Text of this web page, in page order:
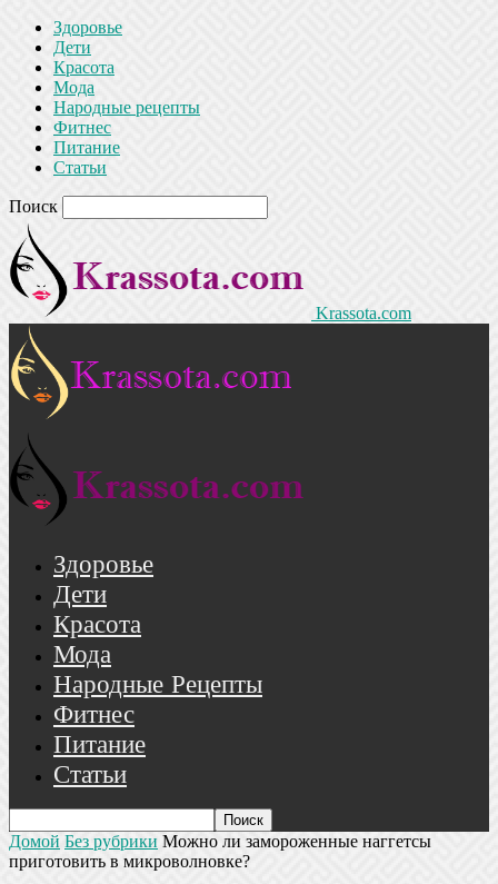
Здоровье
Дети
Красота
Мода
Народные рецепты
Фитнес
Питание
Статьи
Поиск
Krassota.com
Здоровье
Дети
Красота
Мода
Народные Рецепты
Фитнес
Питание
Статьи
Домой Без рубрики Можно ли замороженные наггетсы
приготовить в микроволновке?